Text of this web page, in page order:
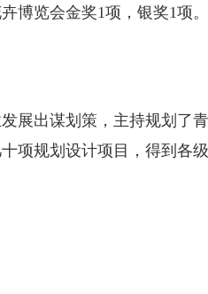
博览会金奖1项，银奖1项。
展出谋划策，主持规划了青
项规划设计项目，得到各级